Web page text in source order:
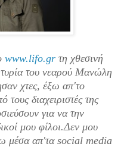
www.lifo.gr τη χθεσινή
του νεαρού Μανώλη
χτες, έξω απ'το
τους διαχειριστές της
για να την
μου φίλοι.Δεν μου
μέσα απ'τα social media